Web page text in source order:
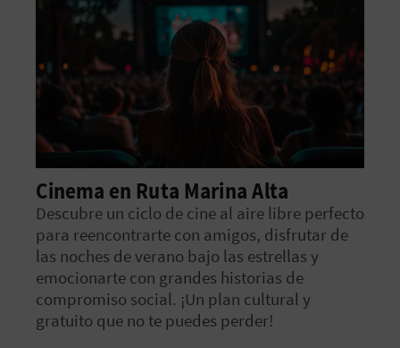
Cinema en Ruta Marina Alta
Descubre un ciclo de cine al aire libre perfecto
para reencontrarte con amigos, disfrutar de
las noches de verano bajo las estrellas y
emocionarte con grandes historias de
compromiso social. ¡Un plan cultural y
gratuito que no te puedes perder!